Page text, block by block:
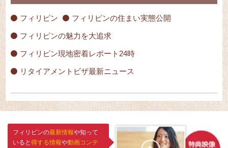
フィリピン フィリピンの住まい実態公開
フィリピンの魅力を大追求
フィリピン現地密着レポート24時
リタイアメントビザ最新ニュース
フィリピンの最新情報や知って
いると 得する情報や動画コンテ